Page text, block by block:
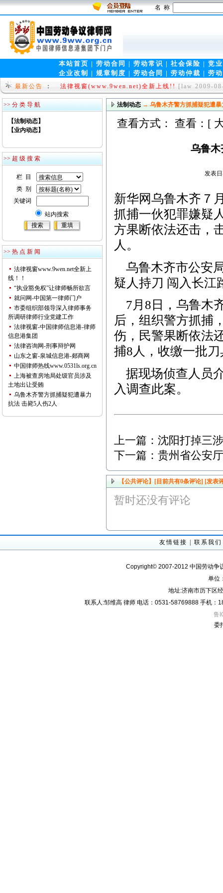
名 称
本站首页 | 劳动合同 | 劳动常识 | 社会保险 | 竞
企业改制
| 规章制度 | 劳动合同 | 劳动仲裁 | 劳
最新公告 ：
就问网www.9wen.org-中国第一律师门户！ [law
法律视窗(www.9wen.net)全新上线!!
[law 2009-
>> 分 类 导 航
【法制动态】
【业内动态】
>> 超 级 搜 索
栏 目
类 别
关键词
站内搜索
>> 热 点 新 闻
法律视窗www.9wen.net全新上
线！！
“执业豁免权”让律师畅所欲言
就问网-中国第一律师门户
市委组织部领导深入律师事务
所调研律师行业党建工作
法律视窗-中国律师信息港-律师
信息港集团
法律咨询网-刑事辩护网
山东之窗-泉城信息港-郯商网
中国律师热线www.0531ls.org.cn
上海被查房地局处级官员涉及
土地出让受贿
乌鲁木齐警方抓捕疑犯遭暴力
抗法 击毙5人伤2人
法制动态→ 乌鲁木齐警方抓捕疑犯遭暴
查看方式： 查看：[
乌鲁木
发表
新华网乌鲁木齐７
抓捕一伙犯罪嫌疑
方果断依法还击，
人。
乌鲁木齐市公安
疑人持刀 闯入长江
7月8日，乌鲁木
后，组织警方抓捕
伤，民警果断依法
捕8人，收缴一批
据现场侦查人员
入调查此案。
上一篇： 沈阳打掉三
下一篇： 贵州省公安
【公共评论】[目前共有0条评论] [发表
暂时还没有评论
友情链接 联系我们
Copyright© 2007-2012 中国劳动争
单位
地址:济南市历下区
联系人:邹维高 律师 电话：0531-58769888 手机
鲁
委